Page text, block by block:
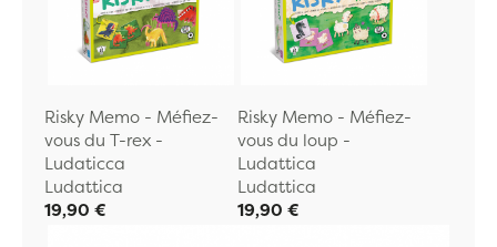
Risky Memo - Méfiez-
vous du T-rex -
Ludaticca
Ludattica
19,90 €
Risky Memo - Méfiez-
vous du loup -
Ludattica
Ludattica
19,90 €